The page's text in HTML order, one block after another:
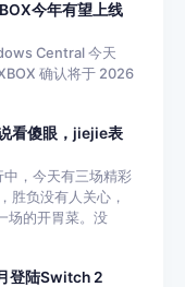
今年有望上线
Central 今天
确认将于 2026
看傻眼，jiejie表
，今天有三场精彩
胜负没有人关心，
场的开胃菜。没
登陆Switch 2